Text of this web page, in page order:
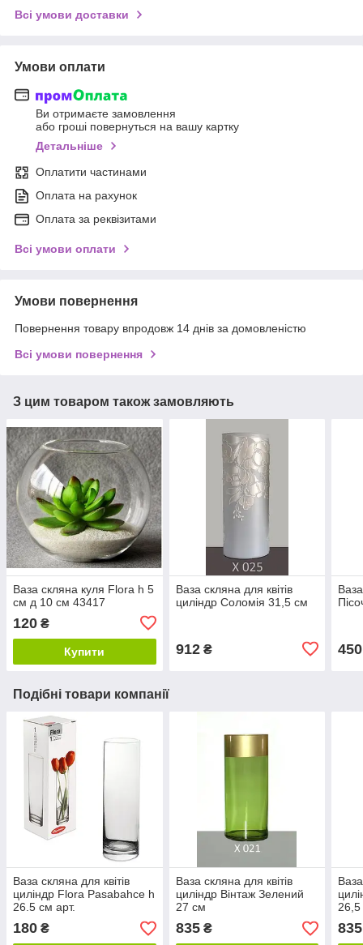
Всі умови доставки
Умови оплати
Ви отримаєте замовлення
або гроші повернуться на вашу картку
Детальніше
Оплатити частинами
Оплата на рахунок
Оплата за реквізитами
Всі умови оплати
Умови повернення
Повернення товару впродовж 14 днів за домовленістю
Всі умови повернення
З цим товаром також замовляють
Ваза скляна куля Flora h 5
см д 10 см 43417
120 ₴
Купити
Ваза скляна для квітів
циліндр Соломія 31,5 см
912₴ 450
Подібні товари компанії
Ваза скляна для квітів
циліндр Flora Pasabahce h
26.5 см арт.
180 ₴
Ваза скляна для квітів
циліндр Вінтаж Зелений
27 см
835₴ 835